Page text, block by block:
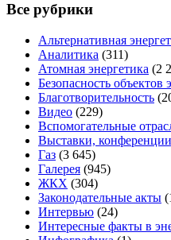
Все рубрики
Альтернативная
Аналитика (311)
Атомная энергетика (2
Безопасность объектов
Благотворительность
Видео (229)
Вспомогательные
Выставки,
Газ (3 645)
Галерея (945)
ЖКХ (304)
Законодательные акты
Интервью (24)
Интересные факты в